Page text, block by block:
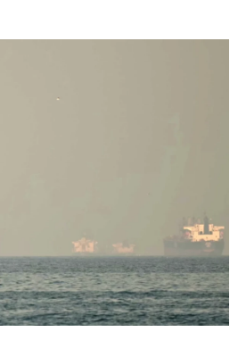
detalje“. Privolu možete u bilo
negativnih posljedica.